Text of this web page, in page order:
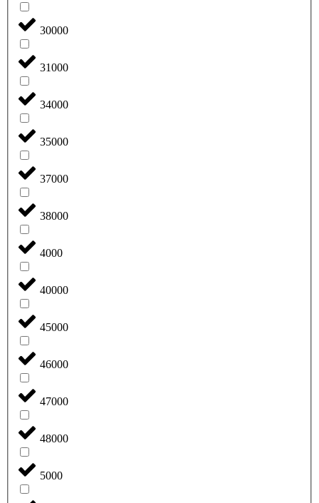
30000
31000
34000
35000
37000
38000
4000
40000
45000
46000
47000
48000
5000